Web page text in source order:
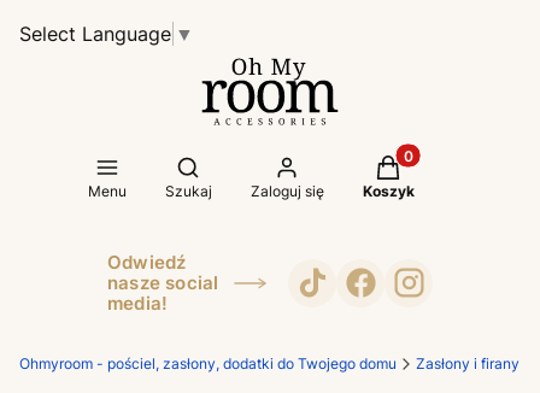
Select Language ▼
Menu
Otwórz wyszukiwarkę
Szukaj Zaloguj się
Produkty w
Koszyk
Odwiedź
nasze social
media!
Ohmyroom - pościel, zasłony, dodatki do Twojego domu Zasłony i firany